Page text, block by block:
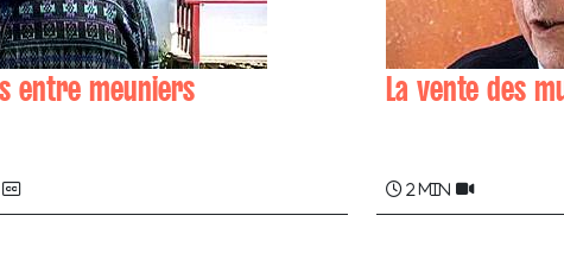
entre meuniers La vente des
2 min